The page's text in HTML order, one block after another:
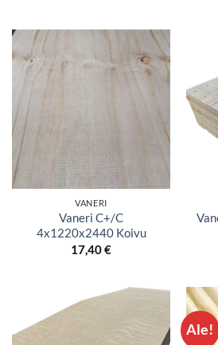
VANERI
Vaneri C+/C
4x1220x2440 Koivu
17,40€
Ale!